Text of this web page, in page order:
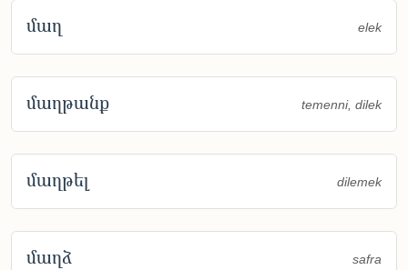
մաղ elek
մաղթանք temenni, dilek
մաղթել dilemek
մաղձ safra